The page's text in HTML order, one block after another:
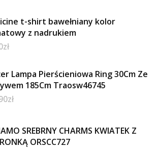
t-shirt bawełniany kolor
z nadrukiem
zł
Lampa Pierścieniowa Ring 30Cm Ze
185Cm Traosw46745
zł
SREBRNY CHARMS KWIATEK Z
ORSCC727